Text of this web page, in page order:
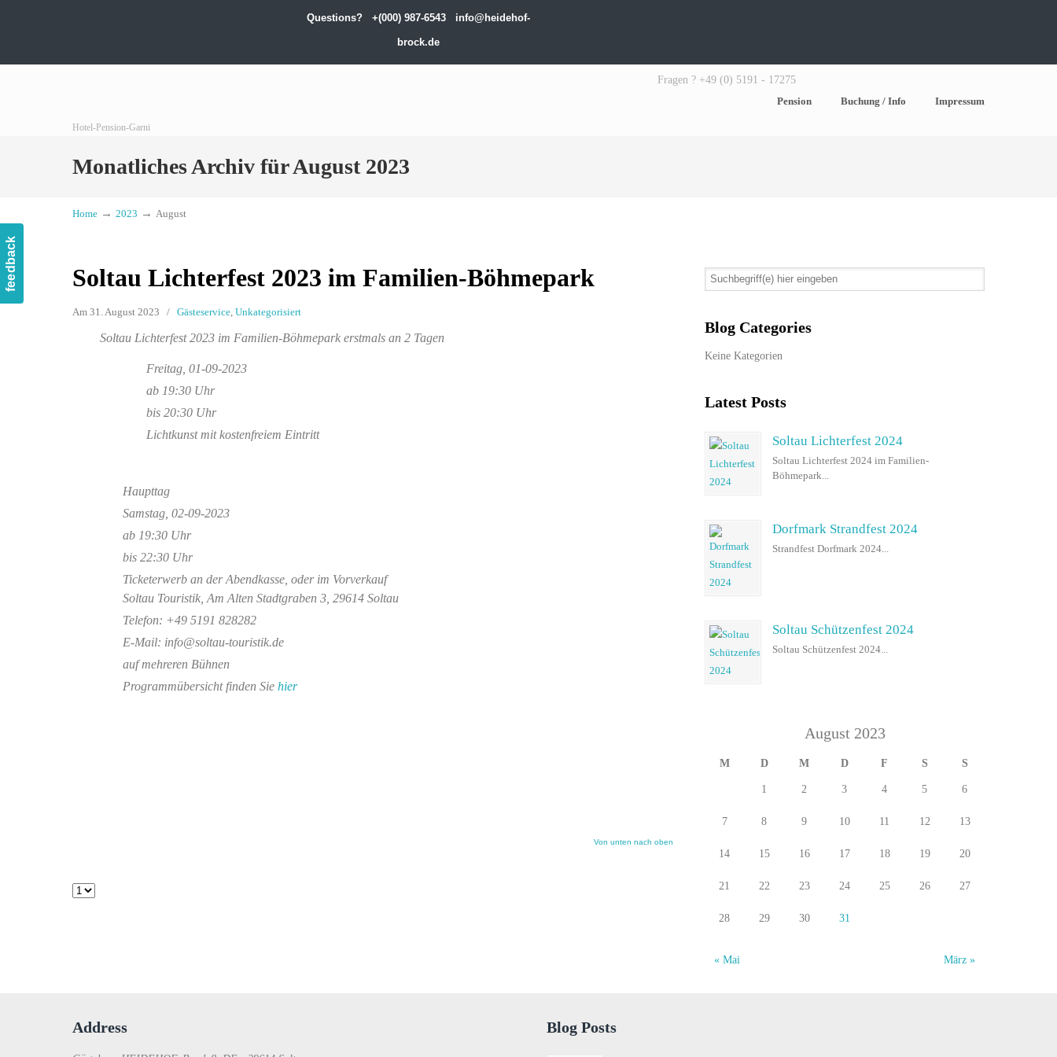
feedback
Questions? +(000) 987-6543 info@heidehof-
brock.de
Hotel-Pension-Garni
Fragen ? +49 (0) 5191 - 17275
Pension
Buchung / Info Impressum
Monatliches Archiv für August 2023
Home → 2023 → August
Soltau Lichterfest 2023 im Familien-Böhmepark
Am 31. August 2023 / Gästeservice, Unkategorisiert
Soltau Lichterfest 2023 im Familien-Böhmepark erstmals an 2 Tagen
Freitag, 01-09-2023
ab 19:30 Uhr
bis 20:30 Uhr
Lichtkunst mit kostenfreiem Eintritt
Haupttag
Samstag, 02-09-2023
ab 19:30 Uhr
bis 22:30 Uhr
Ticketerwerb an der Abendkasse, oder im Vorverkauf
Soltau Touristik, Am Alten Stadtgraben 3, 29614 Soltau
Telefon: +49 5191 828282
E-Mail: info@soltau-touristik.de
auf mehreren Bühnen
Programmübersicht finden Sie hier
Von unten nach oben
Blog Categories
Keine Kategorien
Latest Posts
Soltau Lichterfest 2024
Soltau Lichterfest 2024 im Familien-
Böhmepark...
Dorfmark Strandfest 2024
Strandfest Dorfmark 2024...
Soltau Schützenfest 2024
Soltau Schützenfest 2024...
August 2023
M D M D F S S
1 2 3 4 5 6
7 8 9 10 11 12 13
14 15 16 17 18 19 20
21 22 23 24 25 26 27
28 29 30 31
« Mai März »
Address Blog Posts